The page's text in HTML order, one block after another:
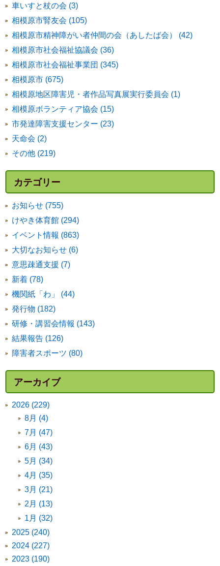
車いすと杖の会 (3)
相模原市腎友会 (105)
相模原市精神障がい者仲間の会（あしたば会） (42)
相模原市社会福祉協議会 (36)
相模原市社会福祉事業団 (345)
相模原市 (675)
相模原地区障害児・者作品写真展実行委員会 (1)
相模原ボランティア協会 (15)
市発達障害支援センター (23)
天命会 (2)
その他 (219)
カテゴリー
お知らせ (755)
けやき体育館 (294)
イベント情報 (863)
大切なお知らせ (6)
意思疎通支援 (7)
新着 (78)
機関紙「わ」 (44)
発行物 (182)
研修・講習会情報 (143)
結果報告 (126)
障害者スポーツ (80)
アーカイブ
2026 (229)
8月 (4)
7月 (47)
6月 (43)
5月 (34)
4月 (35)
3月 (21)
2月 (13)
1月 (32)
2025 (240)
2024 (227)
2023 (190)